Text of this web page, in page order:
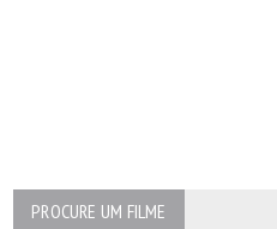
PROCURE UM FILME